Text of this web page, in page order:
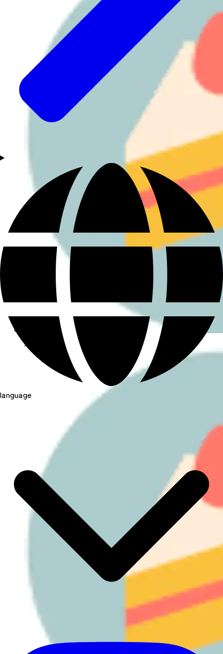
language
さんぽ好き